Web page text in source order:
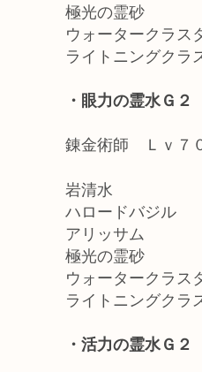
極光の霊
ウォータークラ
ライトニングク
・眼力の霊水Ｇ２
錬金術師 Ｌｖ７
岩清水
ハロードバ
アリッサ
極光の霊
ウォータークラ
ライトニングク
・活力の霊水Ｇ２